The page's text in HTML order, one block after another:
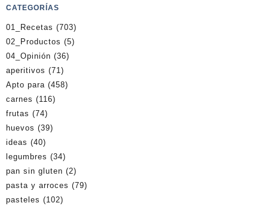
CATEGORÍAS
01_Recetas (703)
02_Productos (5)
04_Opinión (36)
aperitivos (71)
Apto para (458)
carnes (116)
frutas (74)
huevos (39)
ideas (40)
legumbres (34)
pan sin gluten (2)
pasta y arroces (79)
pasteles (102)